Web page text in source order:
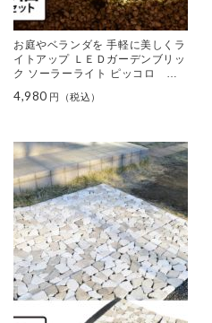
お庭やベランダを 手軽に美しくラ
イトアップ ＬＥＤガーデンブリッ
ク ソーラーライト ピッコロ ４
4,980